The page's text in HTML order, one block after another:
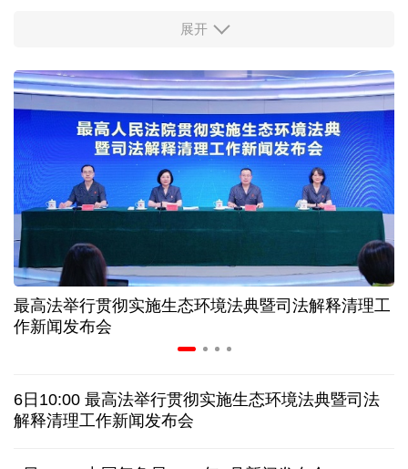
东航：国内客票提前14天免费退改
近346亿元 广东电网交出上半年投资建设亮眼答卷
31省份上半年外贸成绩单出炉 见证产业提质跃迁
比一张A4纸还要薄！我国高端钢材迎来密集突破
让药品更好触达患者 多款新药选择网络平台首发
7月份中国仓储指数保持扩张 行业运行韧性较强
乌总统呼吁向乌提供更多导弹 特朗普：我们也想要
展开
最高法举行贯彻实施生态环境法典暨司法解释清理工
作新闻发布会
6日10:00 最高法举行贯彻实施生态环境法典暨司法
解释清理工作新闻发布会